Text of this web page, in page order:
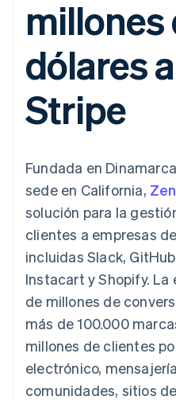
Métodos de
pago
Acceso a más
Terminal
Pagos en
Authorization
Boost
Optimizaciones
Link
compra
acelerado
Financial
Connections
Datos de ctas.
financieras
Más
Descubre lo que viene
Radar
Prevención de fraude
aplicación
Gestión
SaaS
Empresas
creadores
Hostelería,
Seguros
Medios de
Entidades
lucro
Servicios
Sector
Comercio
Ofrecer
basada en
Emitir
con
Recursos
Muestras
Blog de
Estado de
Hoja de
Stripe
nuestro
Sala de
Stripe
Contacta
millones
dólares
Stripe
Fundada en
sede en California,
solución para la
clientes a empresas
incluidas Slack,
Instacart y Shopify.
de millones de
más de 100.000
millones de clientes
electrónico,
comunidades, sitios